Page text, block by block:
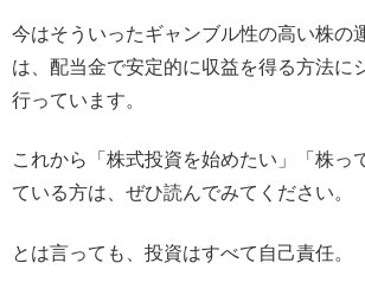
今はそういったギャンブル性の高い株の
は、配当金で安定的に収益を得る方法に
行っています。
これから「株式投資を始めたい」「株っ
ている方は、ぜひ読んでみてください。
とは言っても、投資はすべて自己責任。